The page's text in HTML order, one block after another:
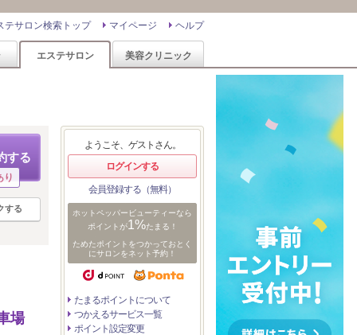
ヘルプ
マイページ
テサロン検索トップ
エステサロン 美容クリニック
する
り
する
場
ようこそ、ゲストさん。
ログインする
会員登録する（無料）
ホットペッパービューティーなら
ポイントが1%たまる！
ためたポイントをつかっておとく
にサロンをネット予約！
たまるポイントについて
つかえるサービス一覧
ポイント設定変更